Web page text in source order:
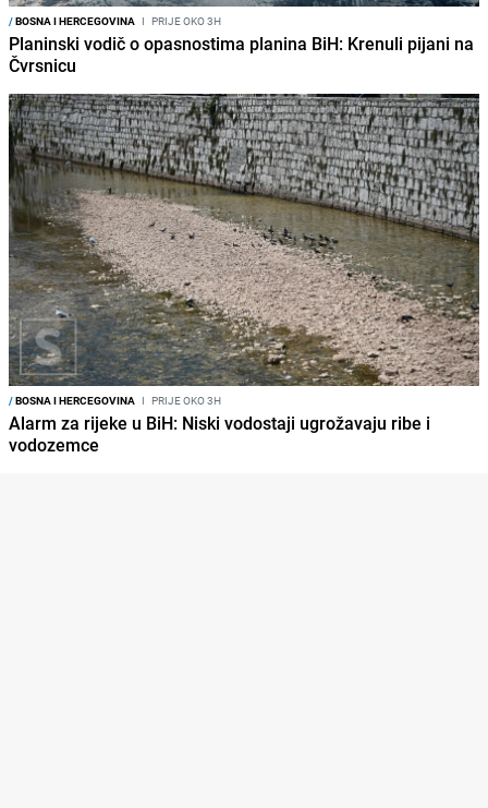
/BOSNA I HERCEGOVINA I PRIJE OKO 3H
Planinski vodič o opasnostima planina BiH: Krenuli pijani na
Čvrsnicu
/BOSNA I HERCEGOVINA I PRIJE OKO 3H
Alarm za rijeke u BiH: Niski vodostaji ugrožavaju ribe i
vodozemce